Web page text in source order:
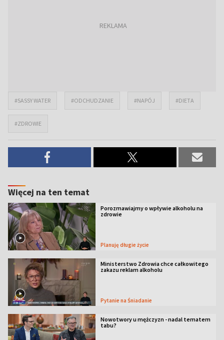
#SASSY WATER #ODCHUDZANIE #NAPÓJ #DIETA
#ZDROWIE
Więcej na ten temat
Porozmawiajmy o wpływie alkoholu na
zdrowie
Planuję długie życie
Ministerstwo Zdrowia chce całkowitego
zakazu reklam alkoholu
Pytanie na Śniadanie
Nowotwory u mężczyzn - nadal tematem
tabu?